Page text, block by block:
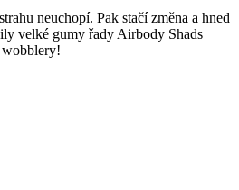
neuchopí. Pak stačí změna a hned
velké gumy řady Airbody Shads
wobblery!